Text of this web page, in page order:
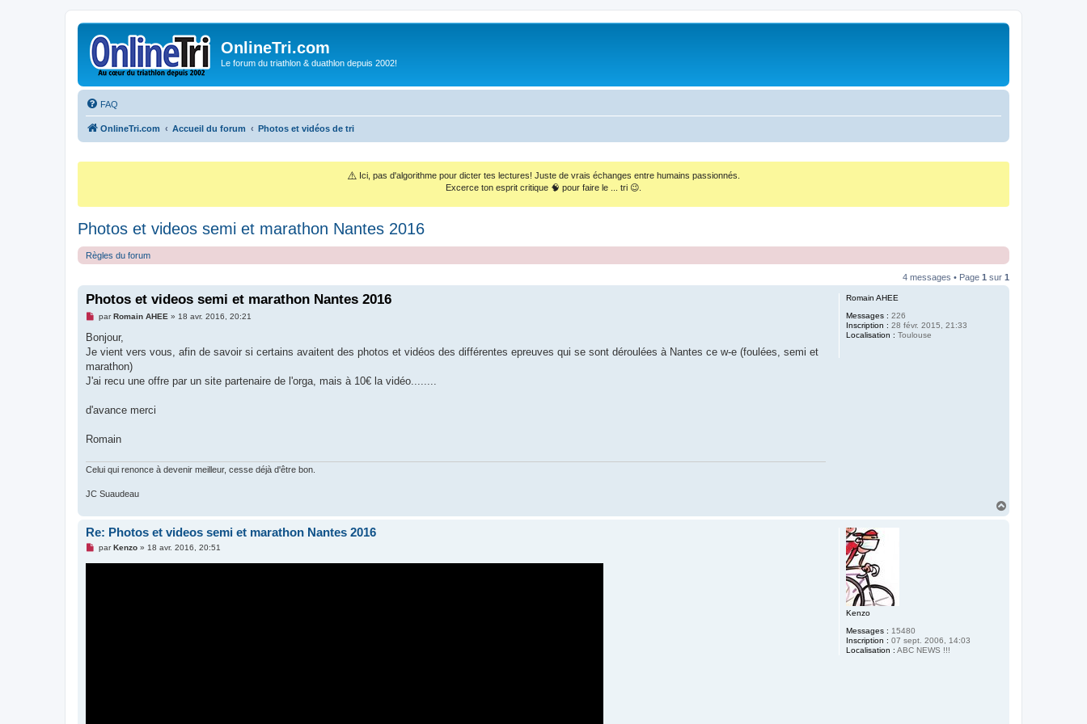
OnlineTri.com
Le forum du triathlon & duathlon depuis 2002!
FAQ
OnlineTri.com Accueil du forum Photos et vidéos de tri
⚠️ Ici, pas d'algorithme pour dicter tes lectures! Juste de vrais échanges entre humains passionnés.
Excerce ton esprit critique 🧠 pour faire le ... tri 😉.
Photos et videos semi et marathon Nantes 2016
Règles du forum
4 messages • Page 1 sur 1
Romain AHEE
Messages : 226
Inscription : 28 févr. 2015, 21:33
Localisation : Toulouse
Photos et videos semi et marathon Nantes 2016
M
s
a
g
n
l
parRomain AHEE » 18 avr. 2016, 20:21
Bonjour,
Je vient vers vous, afin de savoir si certains avaitent des photos et vidéos des différentes epreuves qui se sont déroulées à Nantes ce w-e (foulées, semi et
marathon)
J'ai recu une offre par un site partenaire de l'orga, mais à 10€ la vidéo........
d'avance merci
Romain
Celui qui renonce à devenir meilleur, cesse déjà d'être bon.
JC Suaudeau
Kenzo
Messages : 15480
Inscription : 07 sept. 2006, 14:03
Localisation : ABC NEWS !!!
Re: Photos et videos semi et marathon Nantes 2016
Mpar Kenzo» 18 avr. 2016, 20:51